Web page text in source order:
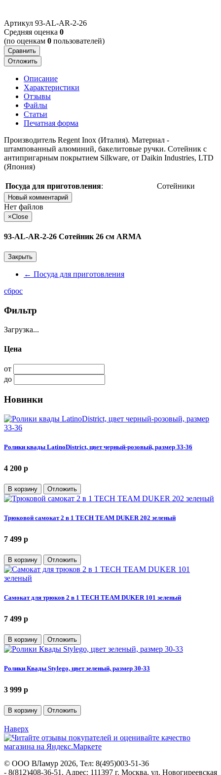
Артикул 93-AL-AR-2-26
Cредняя оценка 0
(по оценкам 0 пользователей)
Сравнить
Отложить
Описание
Характеристики
Отзывы
Файлы
Статьи
Печатная форма
Производитель Regent Inox (Италия). Материал -
штампованный алюминий, бакелитовые ручки. Сотейник с
антипригарным покрытием Silkware, от Daikin Industries, LTD
(Япония)
Посуда для приготовления: Сотейники
Новый комментарий
Нет файлов
×Close
93-AL-AR-2-26 Сотейник 26 см ARMA
Закрыть
← Посуда для приготовления
сброс
Фильтр
Загрузка...
Цена
от
до
Новинки
Ролики квады LatinoDistrict, цвет черный-розовый, размер 33-36
4 200 p
В корзину Отложить
Трюковой самокат 2 в 1 TECH TEAM DUKER 202 зеленый
7 499 p
В корзину Отложить
Самокат для трюков 2 в 1 TECH TEAM DUKER 101 зеленый
7 499 p
В корзину Отложить
Ролики Квады Stylego, цвет зеленый, размер 30-33
3 999 p
В корзину Отложить
Наверх
© ООО ВЛамур 2026, Тел: 8(495)003-51-36
- 8(812)408-36-51 , Адрес: 111397 г. Москва, ул. Новогиреевская